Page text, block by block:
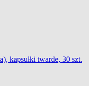
kapsułki twarde, 30 szt.